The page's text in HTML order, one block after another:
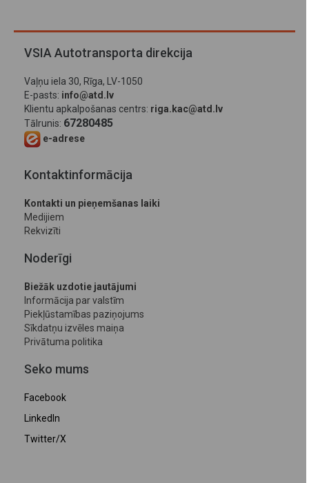
VSIA Autotransporta direkcija
Vaļņu iela 30, Rīga, LV-1050
E-pasts: info@atd.lv
Klientu apkalpošanas centrs: riga.kac@atd.lv
Tālrunis: 67280485
e-adrese
Kontaktinformācija
Kontakti un pieņemšanas laiki
Medijiem
Rekvizīti
Noderīgi
Biežāk uzdotie jautājumi
Informācija par valstīm
Piekļūstamības paziņojums
Sīkdatņu izvēles maiņa
Privātuma politika
Seko mums
Facebook
LinkedIn
Twitter/X